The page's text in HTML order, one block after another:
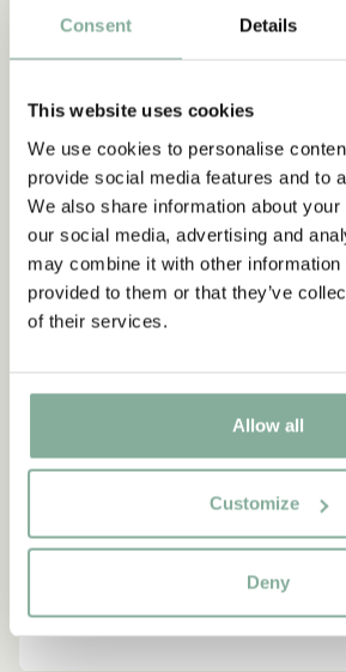
Consent Details
This website uses cookies
We use cookies to personalise
provide social media features and to
We also share information about
our social media, advertising and
may combine it with other information
provided to them or that they’ve
of their services.
Allow all
Customize
Deny
NEU